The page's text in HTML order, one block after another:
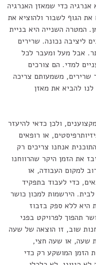
כדי שמאזן האנרגיה
את הגוף לשבור ולהוציא את
המטרה השנייה היא בניית
ליציבה נכונה. שרירים
אבל מעל ומעבר לכל
למדי. הם צורכים
שרירים, משמעותם צריכה
להביא את מאזן
ולכן כדאי להיעזר
או רופאים
אנחנו צריכים רק
את הזמן היקר שהרווחנו
למקום העבודה, או
כדי לעבוד בתפקיד
הירשמות למכון כושר
היא ללא ספק בזבוז
תהפוך לפרויקט בפני
שוב, זו הוצאה של שעה
שעה, או שעה חצי,
הזמן המושקע רק כדי